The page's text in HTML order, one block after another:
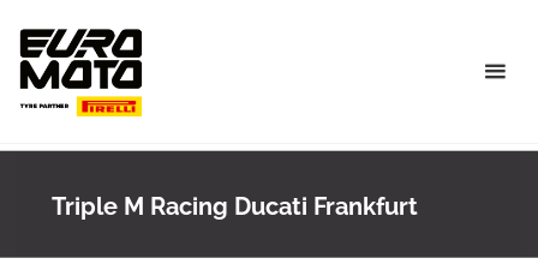
content
Triple M Racing Ducati Frankfurt